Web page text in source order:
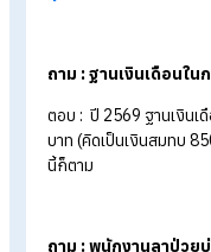
ใหม่ทุกครั้ง เพีย
ทำ Checklist
งาน Payroll ประ
เปลี่ยนมาใช้โป